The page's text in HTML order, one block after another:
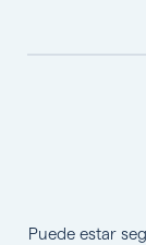
Puede estar